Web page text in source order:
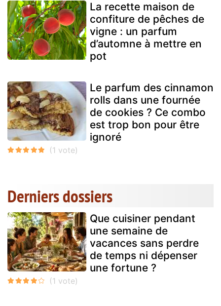
La recette maison de
confiture de pêches de
vigne : un parfum
d’automne à mettre en
pot
Le parfum des cinnamon
rolls dans une fournée
de cookies ? Ce combo
est trop bon pour être
ignoré
Derniers dossiers
Que cuisiner pendant
une semaine de
vacances sans perdre
de temps ni dépenser
une fortune ?